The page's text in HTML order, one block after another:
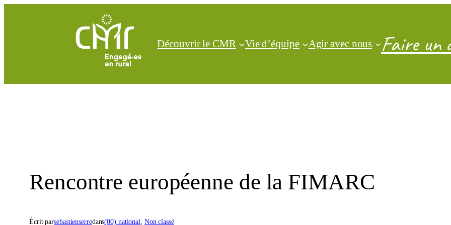
Découvrir le CMR Vie d’équipe Agir avec nous Faire un
Rencontre européenne de la FIMARC
Écrit parsebastienserredans(00) national Non classé